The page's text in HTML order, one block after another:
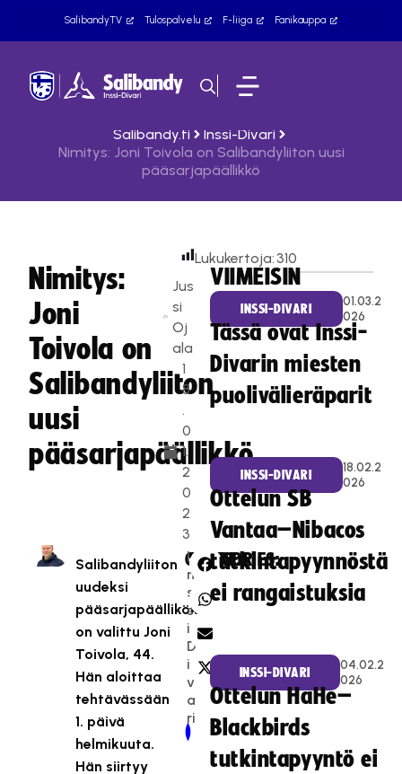
SalibandyTV Tulospalvelu F-liiga Fanikauppa
Salibandy.fi
Inssi-Divari
Nimitys: Joni Toivola on Salibandyliiton uusi
pääsarjapäällikkö
Nimitys:
Joni
Toivola on
Salibandyliiton
uusi
pääsarjapäällikkö
Jus
si
Oj
ala
1
8
.
0
1.
2
0
2
3
Lukukertoja: 310
Salibandyliiton
uudeksi
pääsarjapäälliköksi
on valittu Joni
Toivola, 44.
Hän aloittaa
tehtävässään
1. päivä
helmikuuta.
Hän siirtyy
CATEGORIES:
I
n
s
s
i-
D
i
v
a
ri
SHARE:
Older Post
Newer Post
VIIMEISIN
INSSI-DIVARI
01.03.2
026
Tässä ovat Inssi-
Divarin miesten
puolivälieräparit
INSSI-DIVARI
18.02.2
026
Ottelun SB
Vantaa–Nibacos
tutkintapyynnöstä
ei rangaistuksia
INSSI-DIVARI
04.02.2
026
Ottelun HaHe–
Blackbirds
tutkintapyyntö ei